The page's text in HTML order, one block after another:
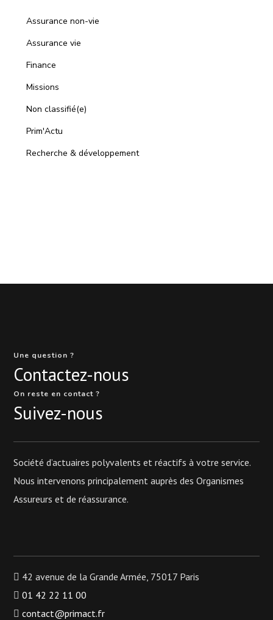
Assurance non-vie
Assurance vie
Finance
Missions
Non classifié(e)
Prim'Actu
Recherche & développement
Une question ?
Contactez-nous
On reste en contact ?
Suivez-nous
Société d’actuaires polyvalents et réactifs à votre service.
Nous intervenons principalement auprès des Organismes
Assureurs et de réassurance.
42 avenue de la Grande Armée, 75017 Paris
01 42 22 11 00
contact@primact.fr